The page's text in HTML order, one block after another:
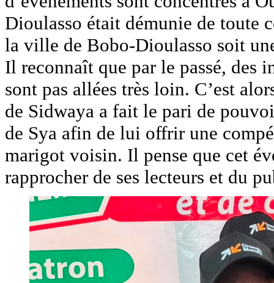
Dioulasso était démunie de
la ville de Bobo-Dioulasso soit
Il reconnaît que par le passé, des
sont pas allées très loin. C’est
de Sidwaya a fait le pari de
de Sya afin de lui offrir une
marigot voisin. Il pense que cet
rapprocher de ses lecteurs et du